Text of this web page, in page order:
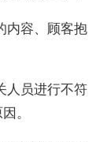
内容、顾客抱
人员进行不符
。